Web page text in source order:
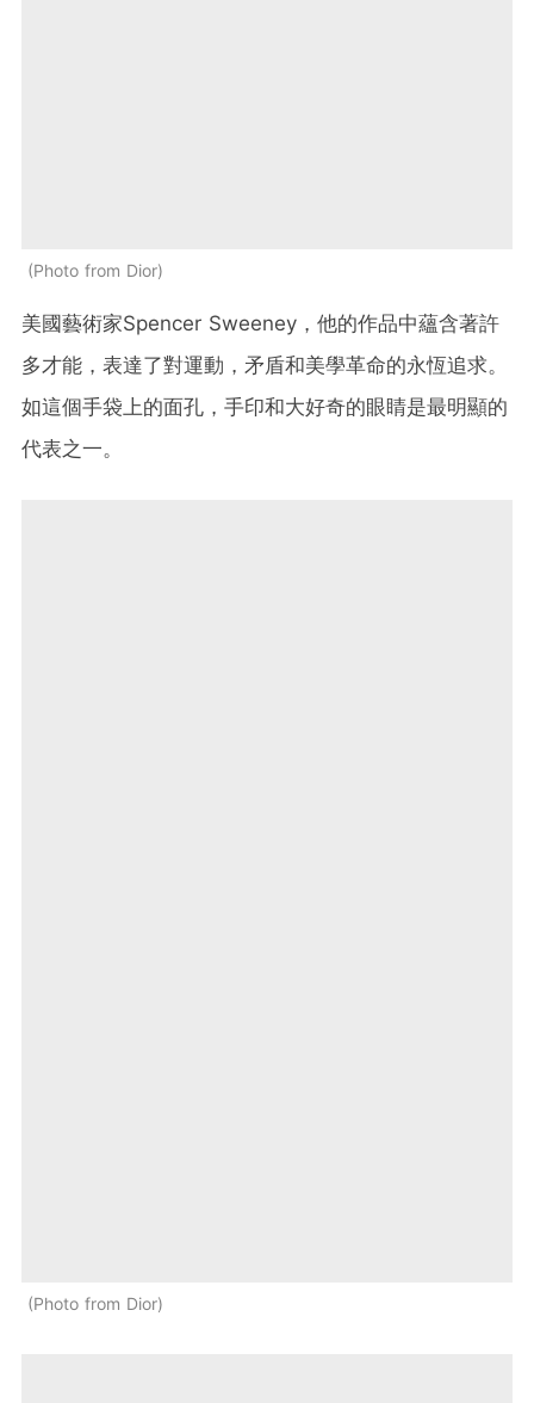
Photo from Dior
美國藝術家Spencer Sweeney ，他的作品中蘊含著許
多才能，表達了對運動，矛盾和美學革命的永恆追求。
如這個手袋上的面孔，手印和大好奇的眼睛是最明顯的
代表之一。
Photo from Dior